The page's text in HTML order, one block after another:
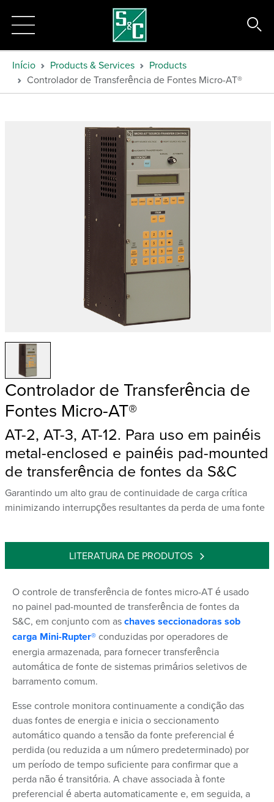
Início Products & Services
Products
Controlador de Transferência de Fontes Micro-AT®
Controlador de Transferência de
Fontes Micro-AT®
AT-2, AT-3, AT-12. Para uso em painéis
metal-enclosed e painéis pad-mounted
de transferência de fontes da S&C
Garantindo um alto grau de continuidade de carga crítica
minimizando interrupções resultantes da perda de uma fonte
LITERATURA DE PRODUTOS
O controle de transferência de fontes micro-AT é usado
no painel pad-mounted de transferência de fontes da
S&C, em conjunto com aschaves seccionadoras sob
carga Mini-Rupter®conduzidas por operadores de
energia armazenada, para fornecer transferência
automática de fonte de sistemas primários seletivos de
barramento comum.
Esse controle monitora continuamente a condição das
duas fontes de energia e inicia o seccionamento
automático quando a tensão da fonte preferencial é
perdida (ou reduzida a um número predeterminado) por
um período de tempo suficiente para confirmar que a
perda não é transitória. A chave associada à fonte
preferencial é aberta automaticamente e, em seguida, a